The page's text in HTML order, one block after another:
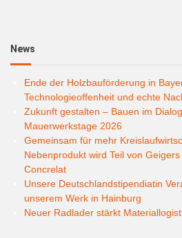
News
Ende der Holzbauförderung in
Technologieoffenheit und echte
Zukunft gestalten – Bauen im
Mauerwerkstage 2026
Gemeinsam für mehr
Nebenprodukt wird Teil von
Concrelat
Unsere Deutschlandstipendiatin
unserem Werk in Hainburg
Neuer Radlader stärkt